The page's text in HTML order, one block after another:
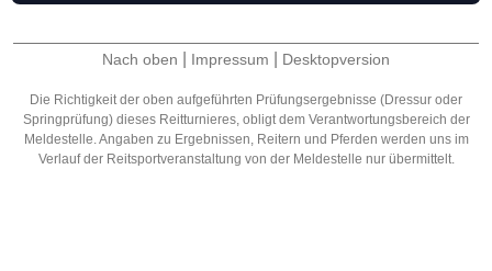
Nach oben Impressum Desktopversion
Die Richtigkeit der oben aufgeführten Prüfungsergebnisse (Dressur oder
Springprüfung) dieses Reitturnieres, obligt dem Verantwortungsbereich der
Meldestelle. Angaben zu Ergebnissen, Reitern und Pferden werden uns im
Verlauf der Reitsportveranstaltung von der Meldestelle nur übermittelt.